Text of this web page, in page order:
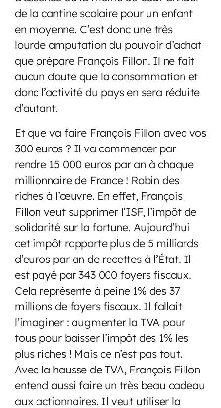
de la cantine scolaire pour un enfant
en moyenne. C’est donc une très
lourde amputation du pouvoir d’achat
que prépare François Fillon. Il ne fait
aucun doute que la consommation et
donc l’activité du pays en sera réduite
d’autant.
Et que va faire François Fillon avec vos
300 euros ? Il va commencer par
rendre 15 000 euros par an à chaque
millionnaire de France ! Robin des
riches à l’œuvre. En effet, François
Fillon veut supprimer l’ISF, l’impôt de
solidarité sur la fortune. Aujourd’hui
cet impôt rapporte plus de 5 milliards
d’euros par an de recettes à l’État. Il
est payé par 343 000 foyers fiscaux.
Cela représente à peine 1% des 37
millions de foyers fiscaux. Il fallait
l’imaginer : augmenter la TVA pour
tous pour baisser l’impôt des 1% les
plus riches ! Mais ce n’est pas tout.
Avec la hausse de TVA, François Fillon
entend aussi faire un très beau cadeau
aux actionnaires. Il veut utiliser la